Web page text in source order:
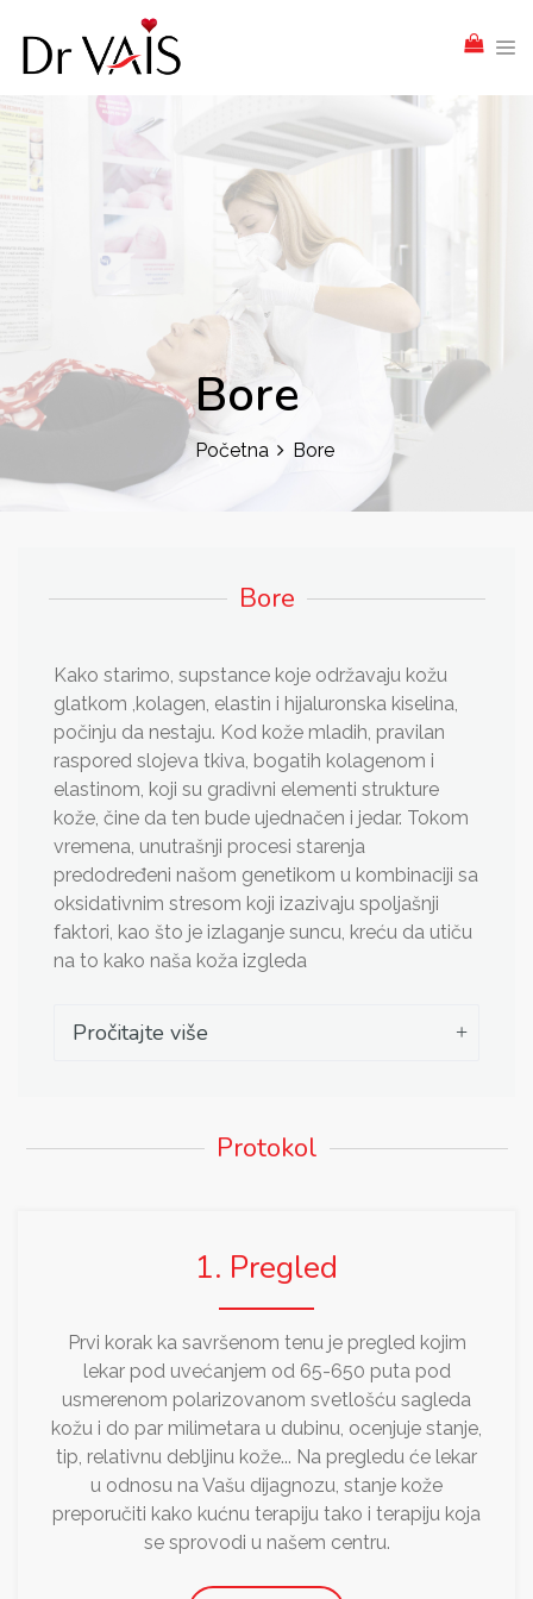
Bore
Početna Bore
Bore
Kako starimo, supstance koje održavaju kožu
glatkom ,kolagen, elastin i hijaluronska kiselina,
počinju da nestaju. Kod kože mladih, pravilan
raspored slojeva tkiva, bogatih kolagenom i
elastinom, koji su gradivni elementi strukture
kože, čine da ten bude ujednačen i jedar. Tokom
vremena, unutrašnji procesi starenja
predodređeni našom genetikom u kombinaciji sa
oksidativnim stresom koji izazivaju spoljašnji
faktori, kao što je izlaganje suncu, kreću da utiču
na to kako naša koža izgleda
Pročitajte više
Protokol
1. Pregled
Prvi korak ka savršenom tenu je pregled kojim
lekar pod uvećanjem od 65-650 puta pod
usmerenom polarizovanom svetlošću sagleda
kožu i do par milimetara u dubinu, ocenjuje stanje,
tip, relativnu debljinu kože... Na pregledu će lekar
u odnosu na Vašu dijagnozu, stanje kože
preporučiti kako kućnu terapiju tako i terapiju koja
se sprovodi u našem centru.